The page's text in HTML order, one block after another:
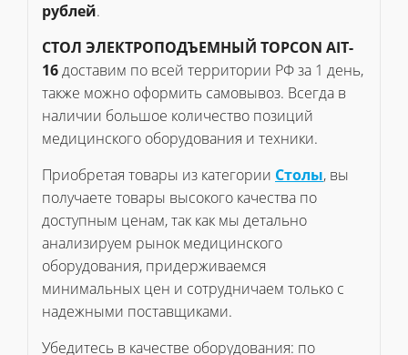
рублей.
СТОЛ ЭЛЕКТРОПОДЪЕМНЫЙ TOPCON AIT-
16доставим по всей территории РФ за 1 день,
также можно оформить самовывоз. Всегда в
наличии большое количество позиций
медицинского оборудования и техники.
Приобретая товары из категории Столы, вы
получаете товары высокого качества по
доступным ценам, так как мы детально
анализируем рынок медицинского
оборудования, придерживаемся
минимальных цен и сотрудничаем только с
надежными поставщиками.
Убедитесь в качестве оборудования: по